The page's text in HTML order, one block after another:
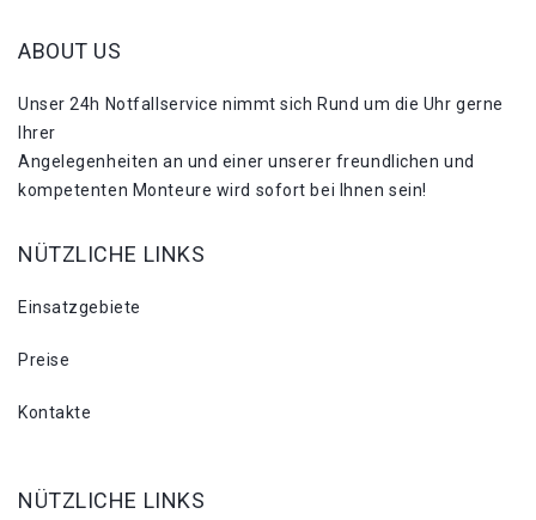
ABOUT US
Unser 24h Notfallservice nimmt sich Rund um die Uhr gerne
Ihrer
Angelegenheiten an und einer unserer freundlichen und
kompetenten Monteure wird sofort bei Ihnen sein!
NÜTZLICHE LINKS
Einsatzgebiete
Preise
Kontakte
NÜTZLICHE LINKS